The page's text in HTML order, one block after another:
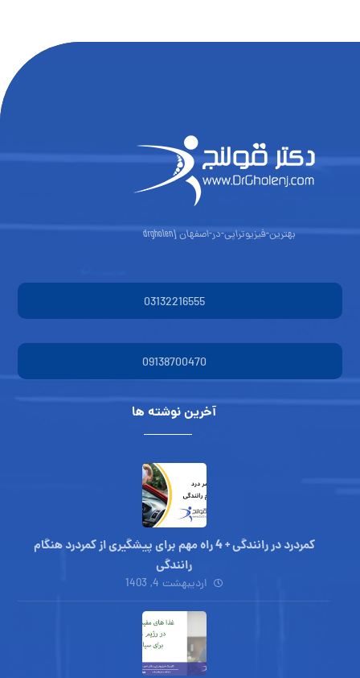
بهترین-فیزیوتراپی-در-اصفهان drgholenj
03132216555
09138700470
آخرین نوشته ها
کمردرد در رانندگی + 4 راه مهم برای پیشگیری از کمردرد هنگام
رانندگی
اردیبهشت 4, 1403